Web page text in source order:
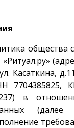
общества
Касаткина,
7704385825,
в